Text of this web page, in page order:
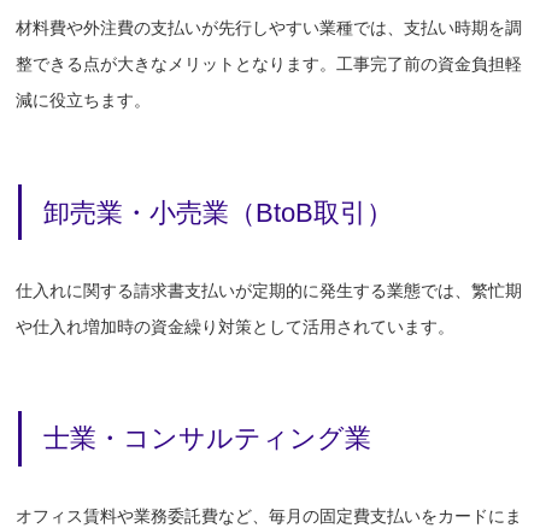
材料費や外注費の支払いが先行しやすい業種では、支払い時期を調
整できる点が大きなメリットとなります。工事完了前の資金負担軽
減に役立ちます。
卸売業・小売業（BtoB取引）
仕入れに関する請求書支払いが定期的に発生する業態では、繁忙期
や仕入れ増加時の資金繰り対策として活用されています。
士業・コンサルティング業
オフィス賃料や業務委託費など、毎月の固定費支払いをカードにま